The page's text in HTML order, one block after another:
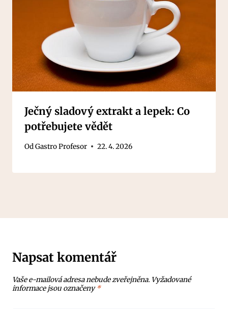
Ječný sladový extrakt a lepek: Co
potřebujete vědět
OdGastro Profesor 22. 4. 2026
Napsat komentář
Vaše e-mailová adresa nebude zveřejněna. Vyžadované
informace jsou označeny*